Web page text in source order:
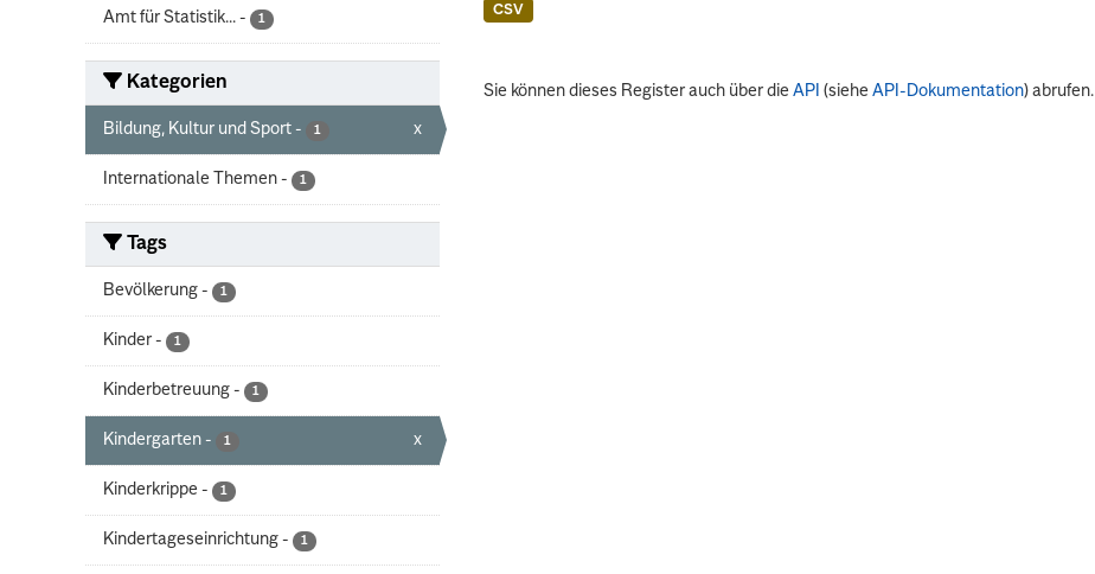
Amt für Statistik... - 1
Kategorien
Bildung, Kultur und Sport - 1 x
Internationale Themen - 1
Tags
Bevölkerung - 1
Kinder - 1
Kinderbetreuung - 1
Kindergarten - 1 x
Kinderkrippe - 1
Kindertageseinrichtung - 1
CSV
Sie können dieses Register auch über dieAPI (sieheAPI-Dokumentation) abrufen.